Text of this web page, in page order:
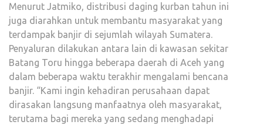
Menurut Jatmiko, distribusi daging kurban tahun ini
juga diarahkan untuk membantu masyarakat yang
terdampak banjir di sejumlah wilayah Sumatera.
Penyaluran dilakukan antara lain di kawasan sekitar
Batang Toru hingga beberapa daerah di Aceh yang
dalam beberapa waktu terakhir mengalami bencana
banjir. “Kami ingin kehadiran perusahaan dapat
dirasakan langsung manfaatnya oleh masyarakat,
terutama bagi mereka yang sedang menghadapi